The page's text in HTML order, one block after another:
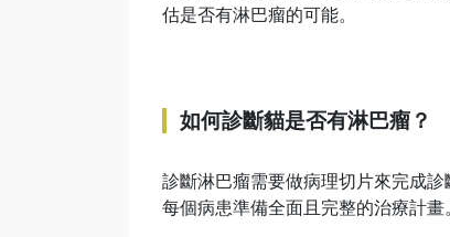
估是否有淋巴瘤的可能。
如何診斷貓是否有淋巴瘤？
診斷淋巴瘤需要做病理切片來完成
每個病患準備全面且完整的治療計畫